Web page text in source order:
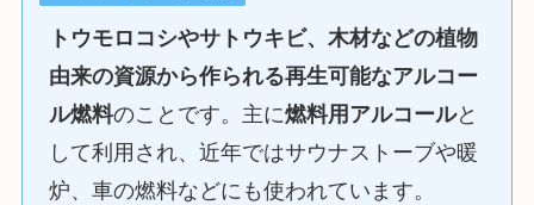
トウモロコシやサトウキビ、木材などの植物
由来の資源から作られる再生可能なアルコー
ル燃料のことです。主に燃料用アルコールと
して利用され、近年ではサウナストーブや暖
炉、車の燃料などにも使われています。